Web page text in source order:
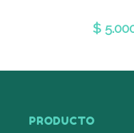
$
PRODUCTO